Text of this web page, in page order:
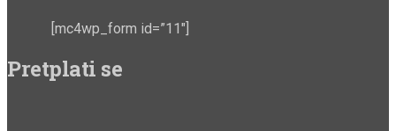
[mc4wp_form id=”11″]
Pretplati se